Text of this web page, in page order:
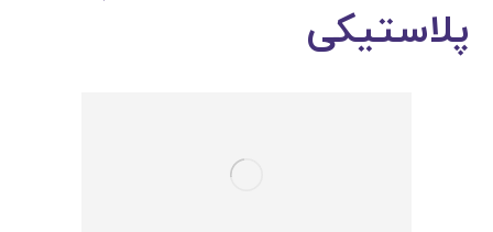
پلاستیکی